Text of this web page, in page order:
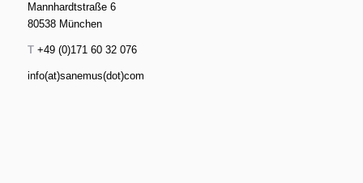
Mannhardtstraße 6
80538 München
T+49 (0)171 60 32 076
info(at)sanemus(dot)com